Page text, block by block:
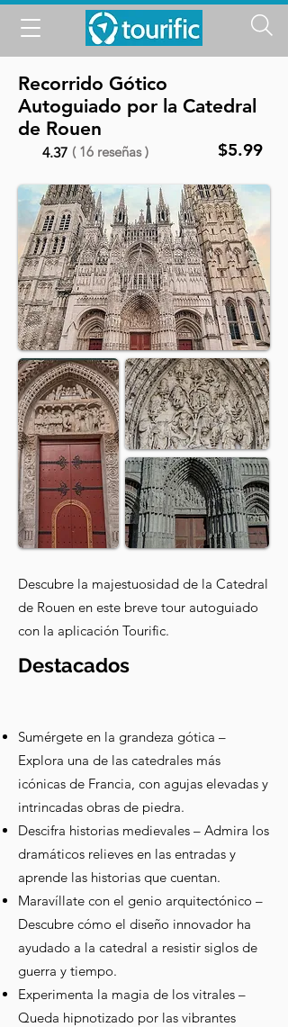
Recorrido Gótico
Autoguiado por la Catedral
de Rouen
4.37 ( 16 reseñas ) $5.99
Descubre la majestuosidad de la Catedral
de Rouen en este breve tour autoguiado
con la aplicación Tourific.
Destacados
Sumérgete en la grandeza gótica –
Explora una de las catedrales más
icónicas de Francia, con agujas elevadas y
intrincadas obras de piedra.
Descifra historias medievales – Admira los
dramáticos relieves en las entradas y
aprende las historias que cuentan.
Maravíllate con el genio arquitectónico –
Descubre cómo el diseño innovador ha
ayudado a la catedral a resistir siglos de
guerra y tiempo.
Experimenta la magia de los vitrales –
Queda hipnotizado por las vibrantes